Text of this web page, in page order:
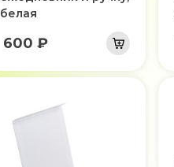
белая
600 ₽